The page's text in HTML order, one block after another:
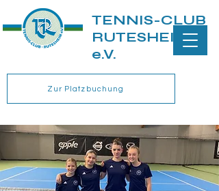
TENNIS-CLUB
RUTESHEIM
e.V.
Zur Platzbuchung